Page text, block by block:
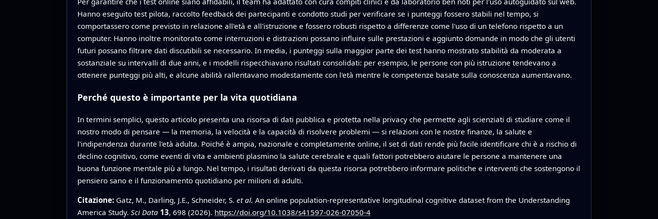
Hanno eseguito test pilota, raccolto feedback dei partecipanti e condotto studi per verificare se i punteggi fossero stabili nel tempo, si
comportassero come previsto in relazione all'età e all'istruzione e fossero robusti rispetto a differenze come l'uso di un telefono rispetto a un
computer. Hanno inoltre monitorato come interruzioni e distrazioni possano influire sulle prestazioni e aggiunto domande in modo che gli utenti
futuri possano filtrare dati discutibili se necessario. In media, i punteggi sulla maggior parte dei test hanno mostrato stabilità da moderata a
sostanziale su intervalli di due anni, e i modelli rispecchiavano risultati consolidati: per esempio, le persone con più istruzione tendevano a
ottenere punteggi più alti, e alcune abilità rallentavano modestamente con l'età mentre le competenze basate sulla conoscenza aumentavano.
Perché questo è importante per la vita quotidiana
In termini semplici, questo articolo presenta una risorsa di dati pubblica e protetta nella privacy che permette agli scienziati di studiare come il
nostro modo di pensare — la memoria, la velocità e la capacità di risolvere problemi — si relazioni con le nostre finanze, la salute e
l'indipendenza durante l'età adulta. Poiché è ampia, nazionale e completamente online, il set di dati rende più facile identificare chi è a rischio di
declino cognitivo, come eventi di vita e ambienti plasmino la salute cerebrale e quali fattori potrebbero aiutare le persone a mantenere una
buona funzione mentale più a lungo. Nel tempo, i risultati derivati da questa risorsa potrebbero informare politiche e interventi che sostengono il
pensiero sano e il funzionamento quotidiano per milioni di adulti.
Citazione: Gatz, M., Darling, J.E., Schneider, S. et al. An online population-representative longitudinal cognitive dataset from the Understanding
America Study. Sci Data 13, 698 (2026). https://doi.org/10.1038/s41597-026-07050-4